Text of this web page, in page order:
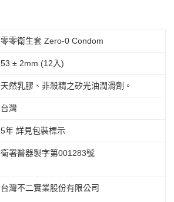
零零衛生套 Zero-0 Condom
53 ± 2mm (12入)
天然乳膠、非殺精之矽光油潤滑劑。
台灣
5年 詳見包裝標示
衛署醫器製字第001283號
台灣不二實業股份有限公司